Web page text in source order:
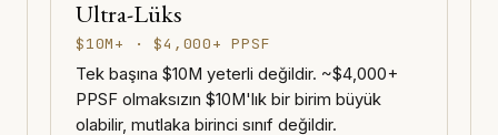
Ultra-Lüks
$10M+ · $4,000+ PPSF
Tek başına $10M yeterli değildir. ~$4,000+
PPSF olmaksızın $10M'lık bir birim büyük
olabilir, mutlaka birinci sınıf değildir.